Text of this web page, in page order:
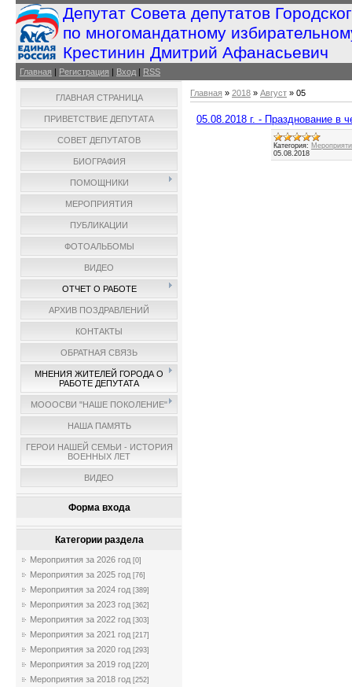
Депутат Совета депутатов
по многомандатному
Крестинин Дмитрий Афанасьевич
Главная | Регистрация | Вход | RSS
ГЛАВНАЯ СТРАНИЦА
ПРИВЕТСТВИЕ ДЕПУТАТА
СОВЕТ ДЕПУТАТОВ
БИОГРАФИЯ
ПОМОЩНИКИ
МЕРОПРИЯТИЯ
ПУБЛИКАЦИИ
ФОТОАЛЬБОМЫ
ВИДЕО
ОТЧЕТ О РАБОТЕ
АРХИВ ПОЗДРАВЛЕНИЙ
КОНТАКТЫ
ОБРАТНАЯ СВЯЗЬ
МНЕНИЯ ЖИТЕЛЕЙ ГОРОДА О
РАБОТЕ ДЕПУТАТА
МОООСВИ "НАШЕ ПОКОЛЕНИЕ"
НАША ПАМЯТЬ
ГЕРОИ НАШЕЙ СЕМЬИ - ИСТОРИЯ
ВОЕННЫХ ЛЕТ
ВИДЕО
Форма входа
Категории раздела
Мероприятия за 2026 год [0]
Мероприятия за 2025 год [76]
Мероприятия за 2024 год [389]
Мероприятия за 2023 год [362]
Мероприятия за 2022 год [303]
Мероприятия за 2021 год [217]
Мероприятия за 2020 год [293]
Мероприятия за 2019 год [220]
Мероприятия за 2018 год [252]
Главная » 2018 » Август » 05
05.08.2018 г. - Празднование в
Категория:
05.08.2018